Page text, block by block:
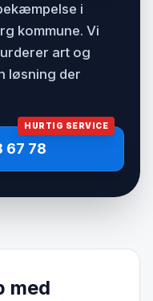
i
kommune. Vi
art og
løsning der
HURTIG SERVICE
67 78
med